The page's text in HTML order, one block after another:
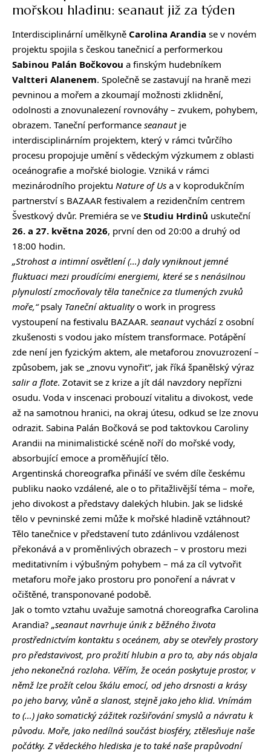
mořskou hladinu: seanaut již za týden
Interdisciplinární umělkyně Carolina Arandia se v novém
projektu spojila s českou tanečnicí a performerkou
Sabinou Palán Bočkovou a finským hudebníkem
Valtteri Alanenem. Společně se zastavují na hraně mezi
pevninou a mořem a zkoumají možnosti zklidnění,
odolnosti a znovunalezení rovnováhy – zvukem, pohybem,
obrazem. Taneční performance seanaut je
interdisciplinárním projektem, který v rámci tvůrčího
procesu propojuje umění s vědeckým výzkumem z oblasti
oceánografie a mořské biologie. Vzniká v rámci
mezinárodního projektu Nature of Us a v koprodukčním
partnerství s BAZAAR festivalem a rezidenčním centrem
Švestkový dvůr. Premiéra se ve Studiu Hrdinů uskuteční
26. a 27. května 2026, první den od 20:00 a druhý od
18:00 hodin.
„Strohost a intimní osvětlení (…) daly vyniknout jemné
fluktuaci mezi proudícími energiemi, které se s nenásilnou
plynulostí zmocňovaly těla tanečnice za tlumených zvuků
moře,“psaly Taneční aktualityo work in progress
vystoupení na festivalu BAZAAR. seanautvychází z osobní
zkušenosti s vodou jako místem transformace. Potápění
zde není jen fyzickým aktem, ale metaforou znovuzrození –
způsobem, jak se „znovu vynořit“, jak říká španělský výraz
salir a flote. Zotavit se z krize a jít dál navzdory nepřízni
osudu. Voda v inscenaci probouzí vitalitu a divokost, vede
až na samotnou hranici, na okraj útesu, odkud se lze znovu
odrazit. Sabina Palán Bočková se pod taktovkou Caroliny
Arandii na minimalistické scéně noří do mořské vody,
absorbující emoce a proměňující tělo.
Argentinská choreografka přináší ve svém díle českému
publiku naoko vzdálené, ale o to přitažlivější téma – moře,
jeho divokost a představy dalekých hlubin. Jak se lidské
tělo v pevninské zemi může k mořské hladině vztáhnout?
Tělo tanečnice v představení tuto zdánlivou vzdálenost
překonává a v proměnlivých obrazech – v prostoru mezi
meditativním i výbušným pohybem – má za cíl vytvořit
metaforu moře jako prostoru pro ponoření a návrat v
očištěné, transponované podobě.
Jak o tomto vztahu uvažuje samotná choreografka Carolina
Arandia? „seanaut navrhuje únik z běžného života
prostřednictvím kontaktu s oceánem, aby se otevřely prostory
pro představivost, pro prožití hlubin a pro to, aby nás objala
jeho nekonečná rozloha. Věřím, že oceán poskytuje prostor, v
němž lze prožít celou škálu emocí, od jeho drsnosti a krásy
po jeho barvy, vůně a slanost, stejně jako jeho klid. Vnímám
to (…) jako somatický zážitek rozšiřování smyslů a návratu k
původu. Moře, jako nedílná součást biosféry, ztělesňuje naše
počátky. Z vědeckého hlediska je to také naše prapůvodní